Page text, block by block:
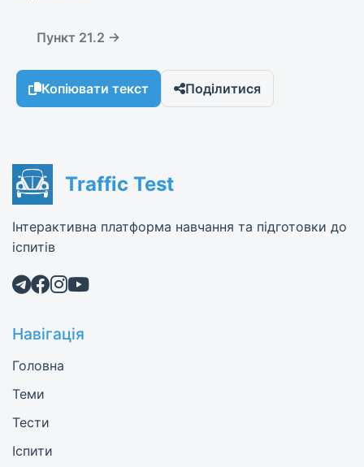
Пункт 21.2 →
Копіювати текст Поділитися
Traffic Test
Інтерактивна платформа навчання та підготовки до
іспитів
Навігація
Головна
Теми
Тести
Іспити